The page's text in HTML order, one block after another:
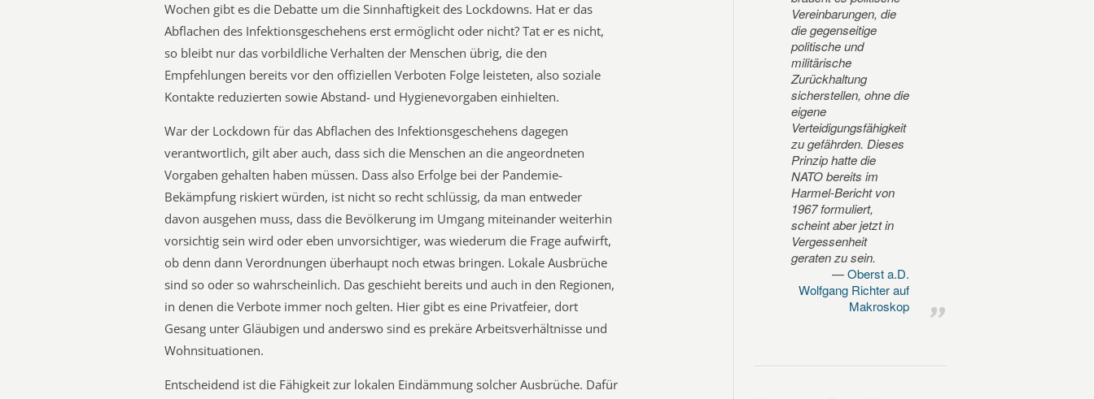
Wochen gibt es die Debatte um die Sinnhaftigkeit des Lockdowns. Hat er das
Abflachen des Infektionsgeschehens erst ermöglicht oder nicht? Tat er es nicht,
so bleibt nur das vorbildliche Verhalten der Menschen übrig, die den
Empfehlungen bereits vor den offiziellen Verboten Folge leisteten, also soziale
Kontakte reduzierten sowie Abstand- und Hygienevorgaben einhielten.
War der Lockdown für das Abflachen des Infektionsgeschehens dagegen
verantwortlich, gilt aber auch, dass sich die Menschen an die angeordneten
Vorgaben gehalten haben müssen. Dass also Erfolge bei der Pandemie-
Bekämpfung riskiert würden, ist nicht so recht schlüssig, da man entweder
davon ausgehen muss, dass die Bevölkerung im Umgang miteinander weiterhin
vorsichtig sein wird oder eben unvorsichtiger, was wiederum die Frage aufwirft,
ob denn dann Verordnungen überhaupt noch etwas bringen. Lokale Ausbrüche
sind so oder so wahrscheinlich. Das geschieht bereits und auch in den Regionen,
in denen die Verbote immer noch gelten. Hier gibt es eine Privatfeier, dort
Gesang unter Gläubigen und anderswo sind es prekäre Arbeitsverhältnisse und
Wohnsituationen.
Entscheidend ist die Fähigkeit zur lokalen Eindämmung solcher Ausbrüche. Dafür
Vereinbarungen, die
die gegenseitige
politische und
militärische
Zurückhaltung
sicherstellen, ohne die
eigene
Verteidigungsfähigkeit
zu gefährden. Dieses
Prinzip hatte die
NATO bereits im
Harmel-Bericht von
1967 formuliert,
scheint aber jetzt in
Vergessenheit
geraten zu sein.
Oberst a.D.
Wolfgang Richter auf
Makroskop